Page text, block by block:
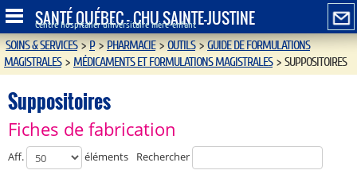
SANTÉ QUÉBEC - CHU SAINTE-JUSTINE
Centre hospitalier universitaire mère-enfant
SOINS & SERVICES>P>PHARMACIE>OUTILS>GUIDE DE FORMULATIONS
MAGISTRALES > MÉDICAMENTS ET FORMULATIONS MAGISTRALES > SUPPOSITOIRES
Suppositoires
Fiches de fabrication
Aff. éléments Rechercher